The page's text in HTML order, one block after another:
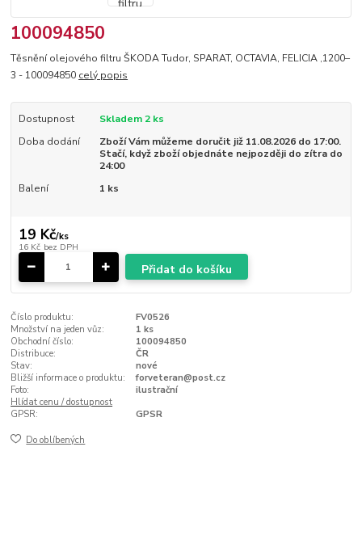
100094850
Těsnění olejového filtru ŠKODA Tudor, SPARAT, OCTAVIA, FELICIA ,1200–
3 - 100094850 celý popis
Dostupnost
Skladem 2 ks
Doba dodání
Zboží Vám můžeme doručit již 11.08.2026 do 17:00.
Stačí, když zboží objednáte nejpozději do zítra do
24:00
Balení
1 ks
19 Kč/ks
16 Kč bez DPH
Přidat do košíku
Číslo produktu:
FV0526
Množství na jeden vůz:
1 ks
Obchodní číslo:
100094850
Distribuce:
ČR
Stav:
nové
Bližší informace o produktu:
forveteran@post.cz
Foto:
ilustrační
Hlídat cenu / dostupnost
GPSR:
GPSR
Do oblíbených